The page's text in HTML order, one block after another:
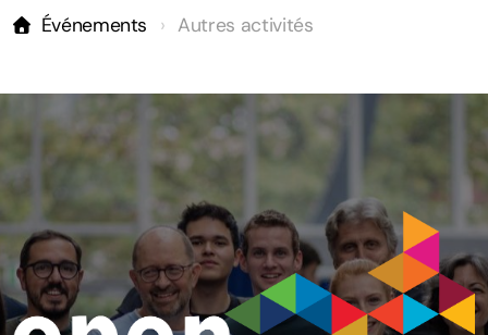
Événements Autres activités
Histoire
Écosystème
Communauté
Festival d'innovation ouverte